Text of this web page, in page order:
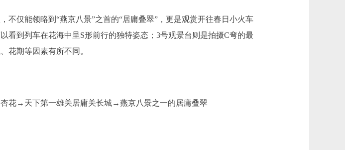
仅能领略到“燕京八景”之首的“居庸叠翠”，更是观赏开往春日小火车
看到列车在花海中呈S形前行的独特姿态；3号观景台则是拍摄C弯的最
花期等因素有所不同。
→天下第一雄关居庸关长城→燕京八景之一的居庸叠翠